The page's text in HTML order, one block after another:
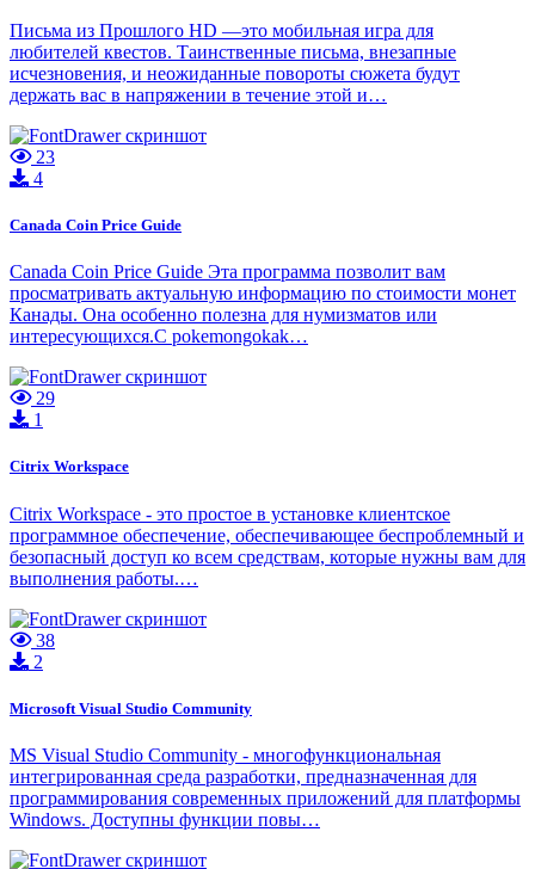
Письма из Прошлого HD —это мобильная игра для
любителей квестов. Таинственные письма, внезапные
исчезновения, и неожиданные повороты сюжета будут
держать вас в напряжении в течение этой и…
23
4
Canada Coin Price Guide
Canada Coin Price Guide Эта программа позволит вам
просматривать актуальную информацию по стоимости монет
Канады. Она особенно полезна для нумизматов или
интересующихся.С pokemongokak…
29
1
Citrix Workspace
Citrix Workspace - это простое в установке клиентское
программное обеспечение, обеспечивающее беспроблемный и
безопасный доступ ко всем средствам, которые нужны вам для
выполнения работы.…
38
2
Microsoft Visual Studio Community
MS Visual Studio Community - многофункциональная
интегрированная среда разработки, предназначенная для
программирования современных приложений для платформы
Windows. Доступны функции повы…